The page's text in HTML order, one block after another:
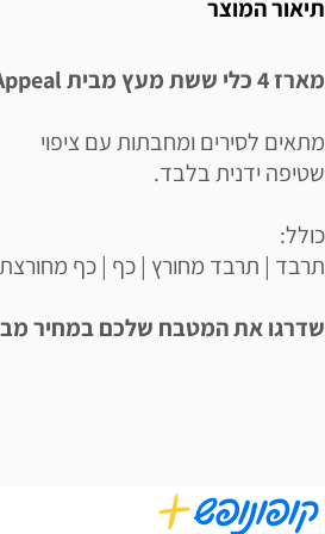
תיאור המוצר
מארז 4 כלי ששת מעץ מבית Food Appeal
מתאים לסירים ומחבתות עם ציפוי
שטיפה ידנית בלבד.
כולל:
תרבד | תרבד מחורץ | כף | כף מחורצת
שדרגו את המטבח שלכם במחיר